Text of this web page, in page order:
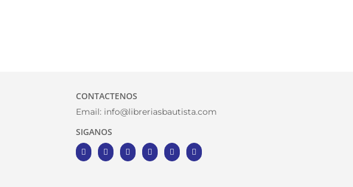
CONTACTENOS
Email: info@libreriasbautista.com
SIGANOS